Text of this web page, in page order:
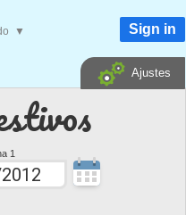
1
▼ Sign in
Ajustes